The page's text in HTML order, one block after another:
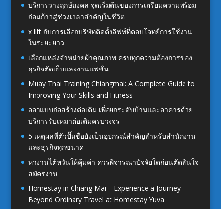
บริการวางฤกษ์มงคล จุดเริ่มต้นของการเตรียมความพร้อม
ก่อนก้าวสู่ช่วงเวลาสำคัญในชีวิต
x lift กับการเลือกบริษัทติดตั้งลิฟท์ที่ตอบโจทย์การใช้งาน
ในระยะยาว
เลือกแหล่งจำหน่ายผ้าคุณภาพ ครบทุกความต้องการของ
ธุรกิจตัดเย็บและงานแฟชั่น
Muay Thai Training Chiangmai: A Complete Guide to
Improving Your Skills and Fitness
ออกแบบก่อสร้างต่อเติม เพื่อยกระดับบ้านและอาคารด้วย
บริการรับเหมาต่อเติมครบวงจร
5 เหตุผลที่ตัวปั๊มชื่อยังเป็นอุปกรณ์สำคัญสำหรับสำนักงาน
และธุรกิจทุกขนาด
หางานไต้หวันให้คุ้มค่า ควรพิจารณาปัจจัยใดก่อนตัดสินใจ
สมัครงาน
Homestay in Chiang Mai – Experience a Journey
Beyond Ordinary Travel at Homestay Yuva